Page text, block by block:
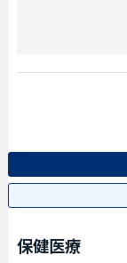
保健医療